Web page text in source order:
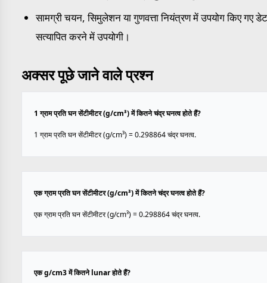
सामग्री चयन, सिमुलेशन या गुणवत्ता नियंत्रण में उपयोग किए गए
सत्यापित करने में उपयोगी।
अक्सर पूछे जाने वाले प्रश्न
1 ग्राम प्रति घन सेंटीमीटर (g/cm³) में कितने चंद्र घनत्व होते हैं?
1 ग्राम प्रति घन सेंटीमीटर (g/cm³) = 0.298864 चंद्र घनत्व.
एक ग्राम प्रति घन सेंटीमीटर (g/cm³) में कितने चंद्र घनत्व होते हैं?
एक ग्राम प्रति घन सेंटीमीटर (g/cm³) = 0.298864 चंद्र घनत्व.
एक g/cm3 में कितने lunar होते हैं?